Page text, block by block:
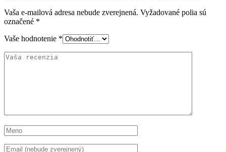
Vaša e-mailová adresa nebude zverejnená. Vyžadované polia sú
označené *
Vaše hodnotenie *